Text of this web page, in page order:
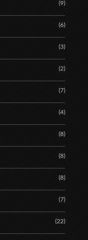
(9)
(6)
(3)
(2)
(7)
(4)
(8)
(8)
(8)
(7)
(22)